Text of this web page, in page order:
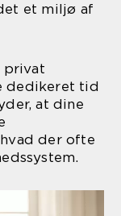
et miljø af
privat
dedikeret tid
at dine
der ofte